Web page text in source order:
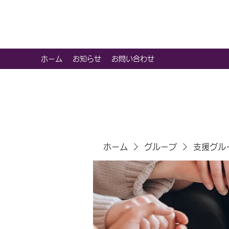
ホーム お知らせ お問い合わせ
ホーム グループ 支援グル